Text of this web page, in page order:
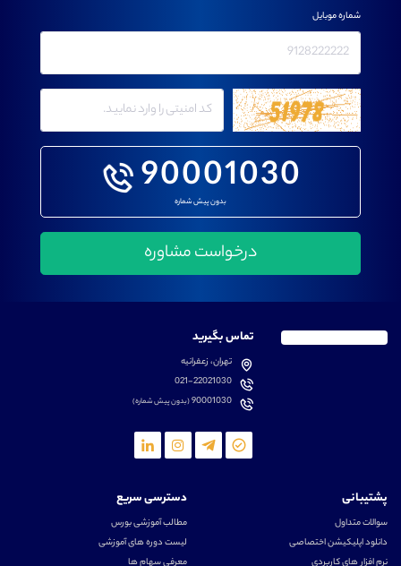
90001030
بدون پیش شماره
شماره موبایل
تماس بگیرید
تهران، زعفرانیه
021-22021030
90001030(بدون پیش شماره)
پشتیبانی
سوالات متداول
دانلود اپلیکیشن اختصاصی
نرم افزار های کاربردی
دسترسی سریع
مطالب آموزشی بورس
لیست دوره های آموزشی
معرفی سهام ها